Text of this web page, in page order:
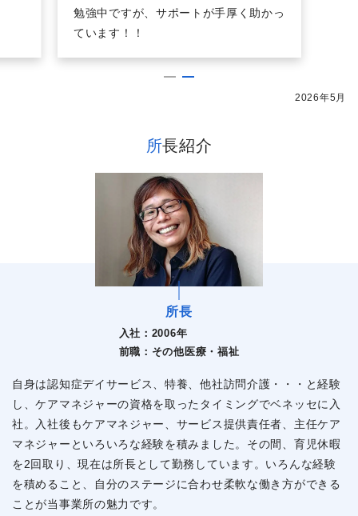
勉強中ですが、サポートが手厚く助かっ
ています！！
2026年5月
所長紹介
所長
入社： 2006年
前職： その他医療・福祉
自身は認知症デイサービス、特養、他社訪問介護・・・と経験
し、ケアマネジャーの資格を取ったタイミングでベネッセに入
社。入社後もケアマネジャー、サービス提供責任者、主任ケア
マネジャーといろいろな経験を積みました。その間、育児休暇
を2回取り、現在は所長として勤務しています。いろんな経験
を積めること、自分のステージに合わせ柔軟な働き方ができる
ことが当事業所の魅力です。